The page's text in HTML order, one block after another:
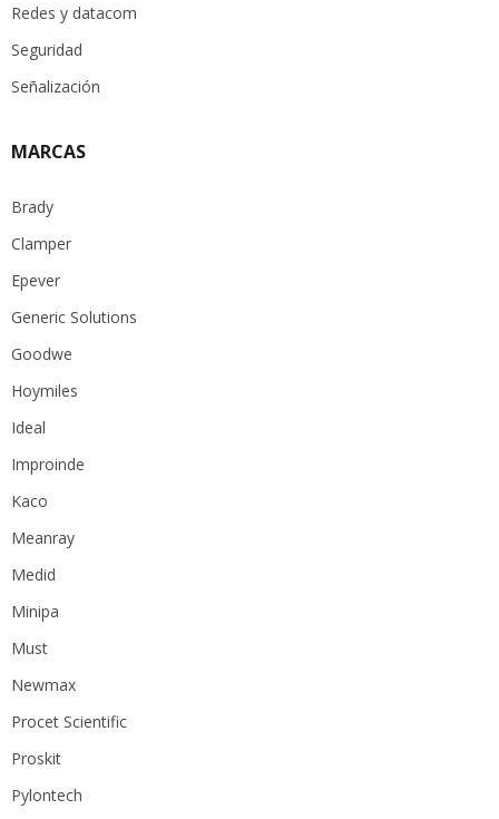
Redes y datacom
Seguridad
Señalización
MARCAS
Brady
Clamper
Epever
Generic Solutions
Goodwe
Hoymiles
Ideal
Improinde
Kaco
Meanray
Medid
Minipa
Must
Newmax
Procet Scientific
Proskit
Pylontech